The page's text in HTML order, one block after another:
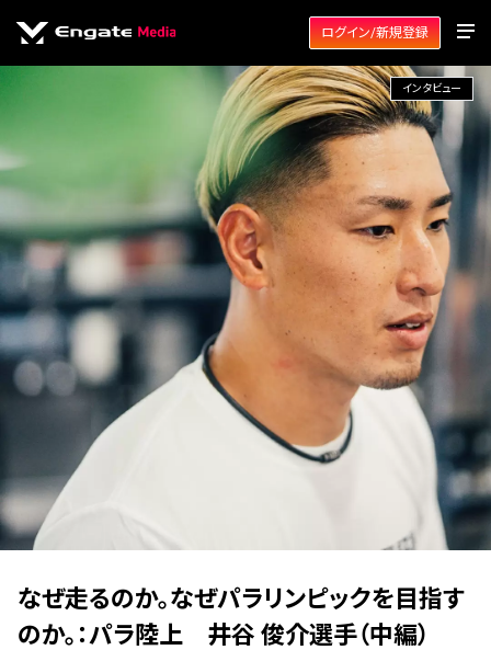
ログイン/新規登録
インタビュー
なぜ走るのか。なぜパラリンピックを目指す
のか。：パラ陸上 井谷 俊介選手（中編）